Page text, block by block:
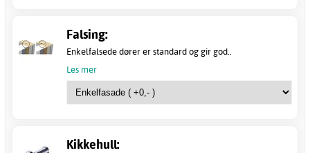
Falsing:
Enkelfalsede dører er standard og gir god..
Les mer
Kikkehull: